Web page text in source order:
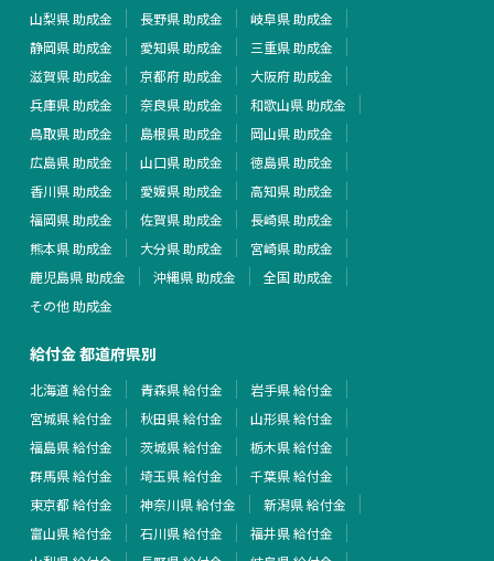
山梨県 助成金
長野県 助成金
岐阜県 助成金
静岡県 助成金
愛知県 助成金
三重県 助成金
滋賀県 助成金
京都府 助成金
大阪府 助成金
兵庫県 助成金
奈良県 助成金
和歌山県 助成金
鳥取県 助成金
島根県 助成金
岡山県 助成金
広島県 助成金
山口県 助成金
徳島県 助成金
香川県 助成金
愛媛県 助成金
高知県 助成金
福岡県 助成金
佐賀県 助成金
長崎県 助成金
熊本県 助成金
大分県 助成金
宮崎県 助成金
鹿児島県 助成金
沖縄県 助成金
全国 助成金
その他 助成金
給付金 都道府県別
北海道 給付金 青森県 給付金
岩手県 給付金
宮城県 給付金
秋田県 給付金
山形県 給付金
福島県 給付金
茨城県 給付金
栃木県 給付金
群馬県 給付金
埼玉県 給付金
千葉県 給付金
東京都 給付金
神奈川県 給付金
新潟県 給付金
富山県 給付金
石川県 給付金
福井県 給付金